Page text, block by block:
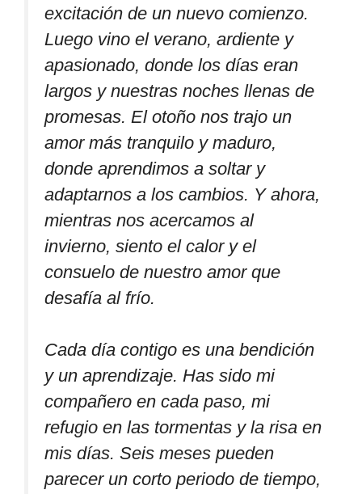
excitación de un nuevo comienzo.
Luego vino el verano, ardiente y
apasionado, donde los días eran
largos y nuestras noches llenas de
promesas. El otoño nos trajo un
amor más tranquilo y maduro,
donde aprendimos a soltar y
adaptarnos a los cambios. Y ahora,
mientras nos acercamos al
invierno, siento el calor y el
consuelo de nuestro amor que
desafía al frío.
Cada día contigo es una bendición
y un aprendizaje. Has sido mi
compañero en cada paso, mi
refugio en las tormentas y la risa en
mis días. Seis meses pueden
parecer un corto periodo de tiempo,